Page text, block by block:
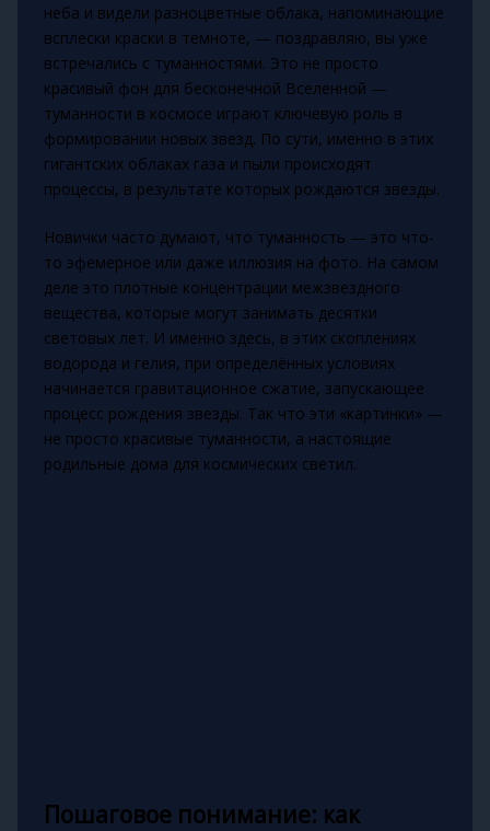
неба и видели разноцветные облака, напоминающие
всплески краски в темноте, — поздравляю, вы уже
встречались с туманностями. Это не просто
красивый фон для бесконечной Вселенной —
туманности в космосе играют ключевую роль в
формировании новых звезд. По сути, именно в этих
гигантских облаках газа и пыли происходят
процессы, в результате которых рождаются звезды.
Новички часто думают, что туманность — это что-
то эфемерное или даже иллюзия на фото. На самом
деле это плотные концентрации межзвездного
вещества, которые могут занимать десятки
световых лет. И именно здесь, в этих скоплениях
водорода и гелия, при определённых условиях
начинается гравитационное сжатие, запускающее
процесс рождения звезды. Так что эти «картинки» —
не просто красивые туманности, а настоящие
родильные дома для космических светил.
Пошаговое понимание: как